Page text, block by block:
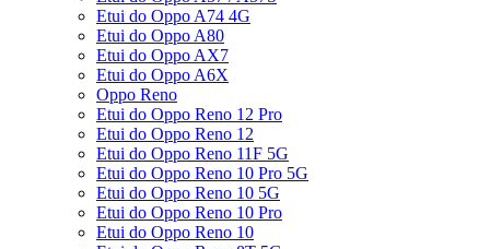
Etui do Oppo A74 4G
Etui do Oppo A80
Etui do Oppo AX7
Etui do Oppo A6X
Oppo Reno
Etui do Oppo Reno 12 Pro
Etui do Oppo Reno 12
Etui do Oppo Reno 11F 5G
Etui do Oppo Reno 10 Pro 5G
Etui do Oppo Reno 10 5G
Etui do Oppo Reno 10 Pro
Etui do Oppo Reno 10